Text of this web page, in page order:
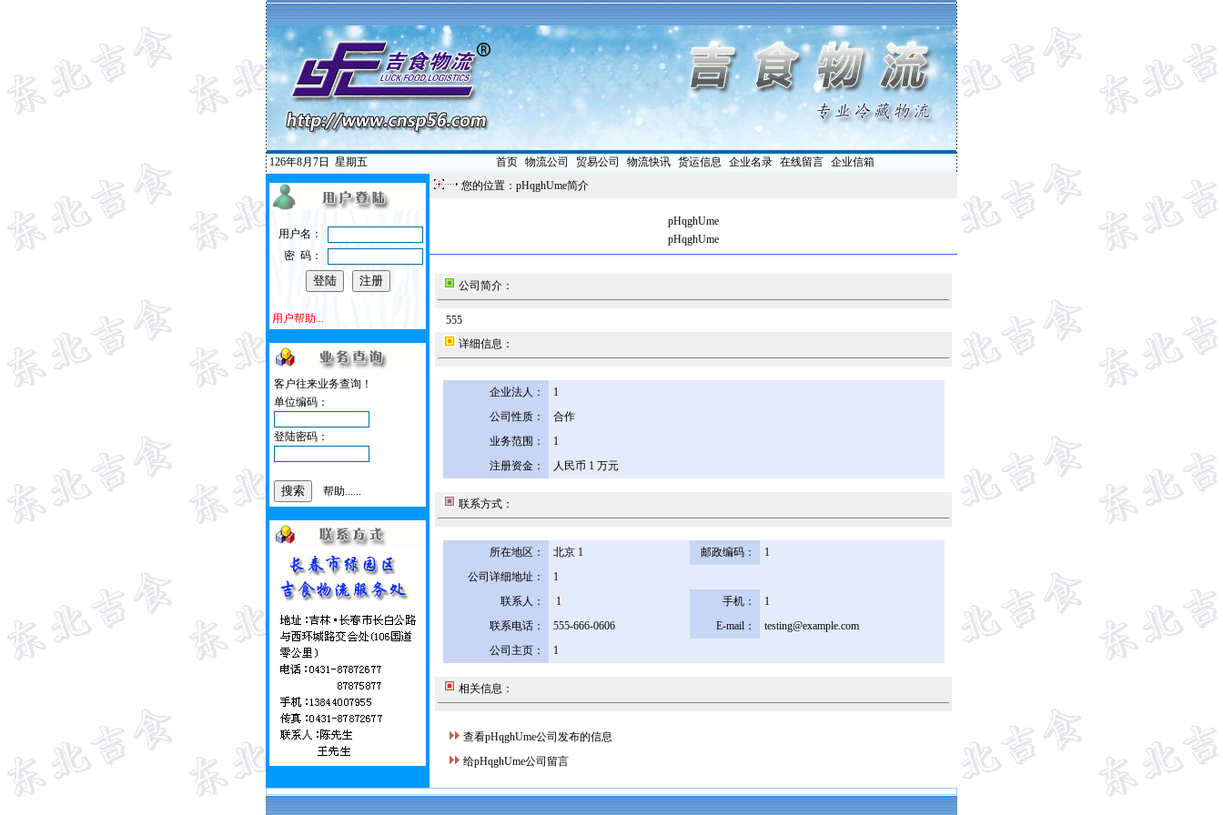
126年8月7日 星期五 首页| 物流公司 贸易公司 物流快讯| 货运信息 企业名录| 在线留言| 企业信箱
用户名：
密 码：
用户帮助...
客户往来业务查询！
单位编码：
登陆密码：
帮助......
您的位置：pHqghUme简介
pHqghUme
pHqghUme
公司简介：
555
详细信息：
企业法人：
1
公司性质：
合作
业务范围：
1
注册资金：
人民币 1 万元
联系方式：
所在地区： 北京 1 邮政编码：
1
公司详细地址：
1
联系人：
1 手机：
1
联系电话：
555-666-0606 E-mail：
testing@example.com
公司主页：
1
相关信息：
查看pHqghUme公司发布的信息
给pHqghUme公司留言